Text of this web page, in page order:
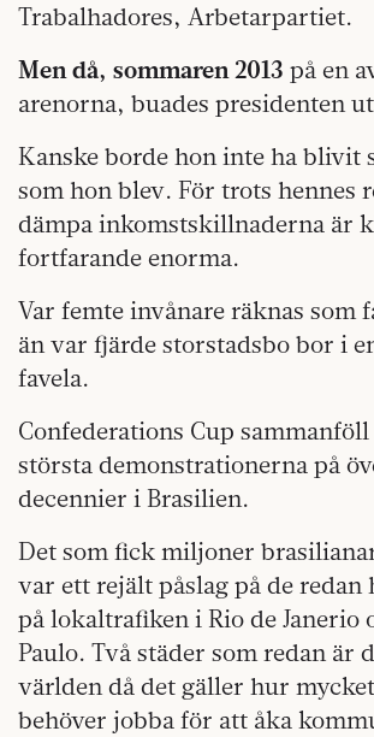
Trabalhadores, Arbetarpartiet.
Men då, sommaren 2013 på en
arenorna, buades presidenten
Kanske borde hon inte ha blivit
som hon blev. För trots hennes
dämpa inkomstskillnaderna är
fortfarande enorma.
Var femte invånare räknas som
än var fjärde storstadsbo bor i
favela.
Confederations Cup
största demonstrationerna på
decennier i Brasilien.
Det som fick miljoner
var ett rejält påslag på de redan
på lokaltrafiken i Rio de Janerio
Paulo. Två städer som redan är
världen då det gäller hur
behöver jobba för att åka